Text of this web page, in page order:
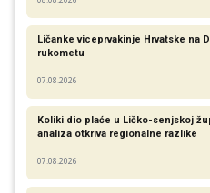
Ličanke viceprvakinje Hrvatske na
rukometu
07.08.2026
Koliki dio plaće u Ličko-senjskoj
analiza otkriva regionalne razlike​
07.08.2026